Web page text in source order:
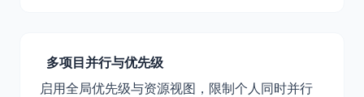
多项目并行与优先级
启用全局优先级与资源视图，限制个人同时并行